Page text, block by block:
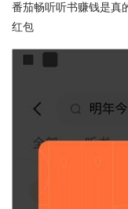
番茄畅听听书赚钱是真
红包